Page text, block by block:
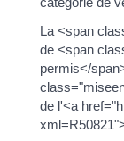
La <span
de <span
permis</
de l'<a